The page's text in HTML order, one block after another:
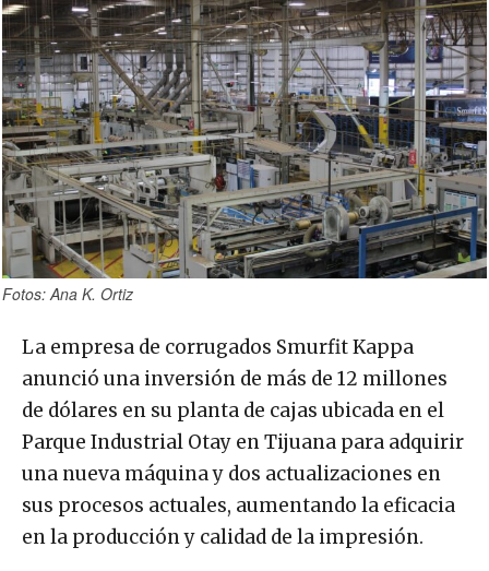
Fotos: Ana K. Ortiz
La empresa de corrugados Smurfit Kappa
anunció una inversión de más de 12 millones
de dólares en su planta de cajas ubicada en el
Parque Industrial Otay en Tijuana para adquirir
una nueva máquina y dos actualizaciones en
sus procesos actuales, aumentando la eficacia
en la producción y calidad de la impresión.